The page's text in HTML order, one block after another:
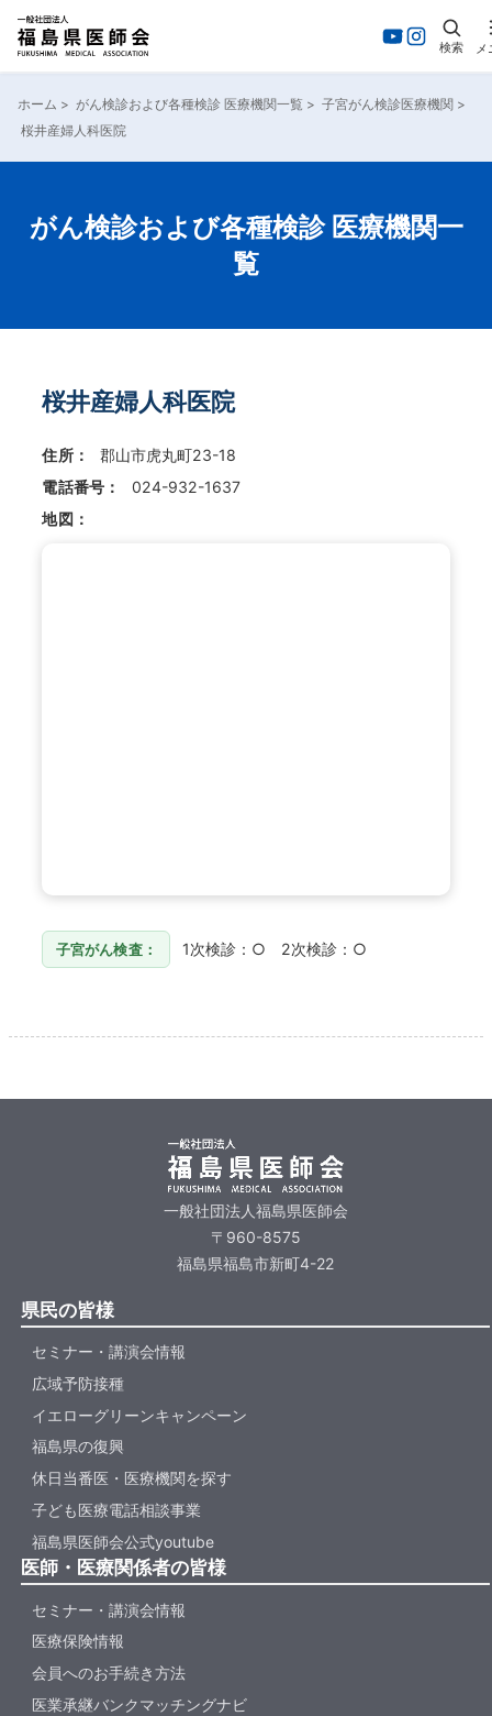
検索 メ
ホーム > がん検診および各種検診 医療機関一覧 > 子宮がん検診医療機関 >
桜井産婦人科医院
がん検診および各種検診 医療機関一
覧
桜井産婦人科医院
住所：
郡山市虎丸町23-18
電話番号：
024-932-1637
地図：
子宮がん検査： 1次検診：○ 2次検診：○
一般社団法人福島県医師会
〒960-8575
福島県福島市新町4-22
県民の皆様
セミナー・講演会情報
広域予防接種
イエローグリーンキャンペーン
福島県の復興
休日当番医・医療機関を探す
子ども医療電話相談事業
福島県医師会公式youtube
医師・医療関係者の皆様
セミナー・講演会情報
医療保険情報
会員へのお手続き方法
医業承継バンクマッチングナビ